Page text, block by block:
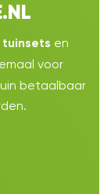
tuinsets en
voor
betaalbaar